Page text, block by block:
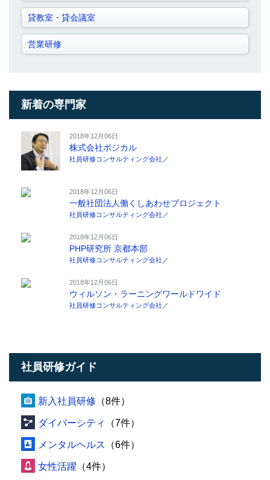
貸教室・貸会議室
営業研修
新着の専門家
2018年12月06日
株式会社ポジカル
社員研修コンサルティング会社 ／
2018年12月06日
一般社団法人働くしあわせプロジェクト
社員研修コンサルティング会社 ／
2018年12月06日
PHP研究所 京都本部
社員研修コンサルティング会社 ／
2018年12月06日
ウィルソン・ラーニングワールドワイド
社員研修コンサルティング会社 ／
社員研修ガイド
新入社員研修 （8件）
ダイバーシティ （7件）
メンタルヘルス （6件）
女性活躍 （4件）